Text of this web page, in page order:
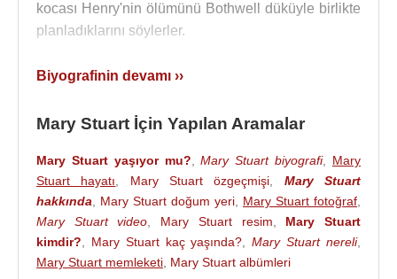
kocası Henry'nin ölümünü Bothwell düküyle birlikte
planladıklarını söylerler.
Dükü Dük James Hepburn ile evlendi. Bu sefer
isyan karşısında ülkeyi terk etti veNorveç
İskoç soyluları Mary'i tahttan indirdi. Tahta Mary'nin
Lord Darnley'den olan oğlu VI. James geçti.
Mary Stuart, bu olaydan sonra İskoçya’da yaklaşık
bir yıl Loch Leven Adası'nda tutsak kaldı. 1568'de
hapishaneden kaçtı ve altı bin adam toplayıp tahtı
Biyografinin devamı ››
Mary Stuart İçin Yapılan Aramalar
Mary Stuart yaşıyor mu? ,Mary Stuart biyografi, Mary
Stuart hayatı
Mary Stuart özgeçmişi
Mary Stuart
hakkında
Mary Stuart doğum yeri Mary Stuart fotoğraf
Mary Stuart video
Mary Stuart resim
Mary Stuart
kimdir?
Mary Stuart kaç yaşında? ,Mary Stuart nereli,
Mary Stuart memleketi Mary Stuart albümleri